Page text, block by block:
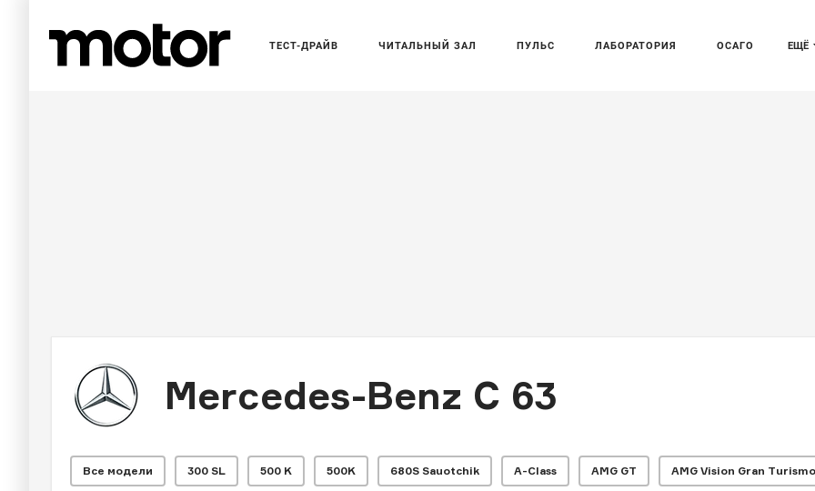
ЕЩЁ
ТЕСТ-ДРАЙВ ЧИТАЛЬНЫЙ ЗАЛ ПУЛЬС ЛАБОРАТОРИЯ ОСАГО
Mercedes-Benz C 63
Все модели 300 SL 500 K 500K 680S Sauotchik A-Class AMG GT AMG Vision Gran Turismo